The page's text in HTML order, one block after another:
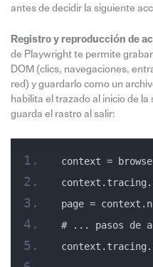
antes de decidir la siguiente
Registro y reproducción de
de Playwright te permite
DOM (clics, navegaciones,
red) y guardarlo como un
habilita el trazado al inicio de
guarda el rastro al salir:
context =
page =
# ... pasos de